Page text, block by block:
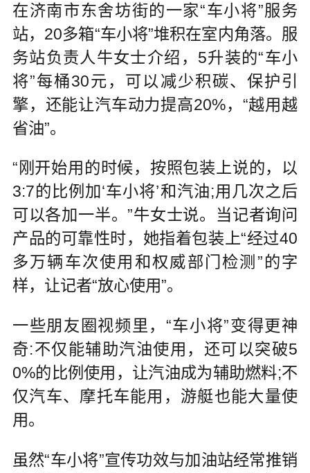
在济南市东舍坊街的一家“车小将”服务
站，20多箱“车小将”堆积在室内角落。服
务站负责人牛女士介绍，5升装的“车小
将”每桶30元，可以减少积碳、保护引
擎，还能让汽车动力提高20%，“越用越
省油”。
“刚开始用的时候，按照包装上说的，以
3:7的比例加‘车小将’和汽油;用几次之后
可以各加一半。”牛女士说。当记者询问
产品的可靠性时，她指着包装上“经过40
多万辆车次使用和权威部门检测”的字
样，让记者“放心使用”。
一些朋友圈视频里，“车小将”变得更神
奇:不仅能辅助汽油使用，还可以突破5
0%的比例使用，让汽油成为辅助燃料;不
仅汽车、摩托车能用，游艇也能大量使
用。
虽然“车小将”宣传功效与加油站经常推销